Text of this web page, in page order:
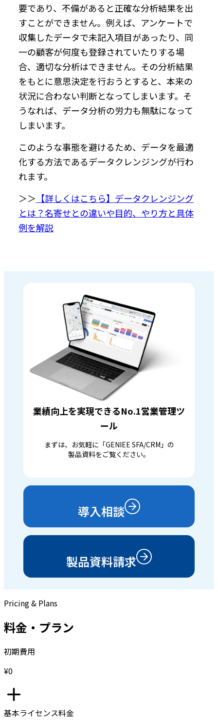
要であり、不備があると正確な分析結果を出
すことができません。例えば、アンケートで
収集したデータで未記入項目があったり、同
一の顧客が何度も登録されていたりする場
合、適切な分析はできません。その分析結果
をもとに意思決定を行おうとすると、本来の
状況に合わない判断となってしまいます。そ
うなれば、データ分析の労力も無駄になって
しまいます。
このような事態を避けるため、データを最適
化する方法であるデータクレンジングが行わ
れます。
＞＞ 【詳しくはこちら】データクレンジング
とは？名寄せとの違いや目的、やり方と具体
例を解説
業績向上を実現できるNo.1営業管理ツ
ール
まずは、お気軽に「GENIEE SFA/CRM」の
製品資料をご覧ください。
導入相談
製品資料請求
Pricing & Plans
料金・プラン
初期費用
¥0
基本ライセンス料金